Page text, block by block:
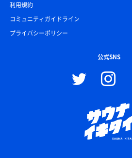
利用規約
コミュニティガイドライン
プライバシーポリシー
公式SNS